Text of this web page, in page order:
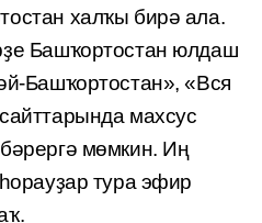
халҡы бирә ала.
Башҡортостан юлдаш
Башҡортостан», «Вся
махсус
мөмкин. Иң
тура эфир